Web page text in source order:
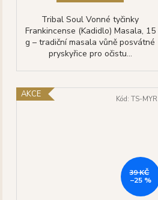
Tribal Soul Vonné tyčinky
Frankincense (Kadidlo) Masala, 15
g – tradiční masala vůně posvátné
pryskyřice pro očistu...
AKCE
39 KČ
–25 %
Kód:TS-MYR